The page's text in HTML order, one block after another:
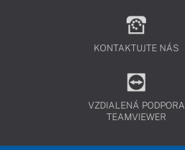
KONTAKTUJTE NÁS
VZDIALENÁ PODPORA
TEAMVIEWER